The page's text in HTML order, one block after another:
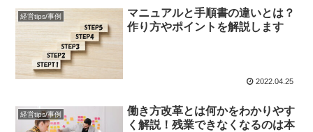
経営tips/事例
マニュアルと手順書の違いとは？
作り方やポイントを解説します
2022.04.25
経営tips/事例
働き方改革とは何かをわかりやす
く解説！残業できなくなるのは本